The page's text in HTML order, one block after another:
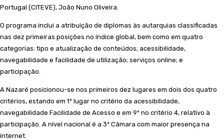
Portugal (CITEVE), João Nuno Oliveira.
O programa inclui a atribuição de diplomas às autarquias classificadas
nas dez primeiras posições no índice global, bem como em quatro
categorias: tipo e atualização de conteúdos; acessibilidade,
navegabilidade e facilidade de utilização; serviços online; e
participação.
A Nazaré posicionou-se nos primeiros dez lugares em dois dos quatro
critérios, estando em 1º lugar no critério da acessibilidade,
navegabilidade Facilidade de Acesso e em 9º no critério 4, relativo à
participação. A nível nacional é a 3ª Câmara com maior presença na
internet.